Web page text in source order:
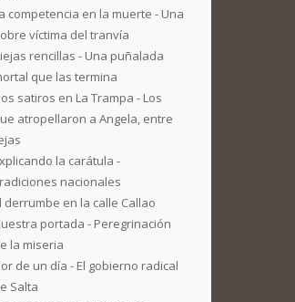
competencia en la muerte - Una
víctima del tranvía
rencillas - Una puñalada
que las termina
satiros en La Trampa - Los
atropellaron a Angela, entre
la carátula -
nacionales
derrumbe en la calle Callao
portada - Peregrinación
la miseria
de un día - El gobierno radical
Salta